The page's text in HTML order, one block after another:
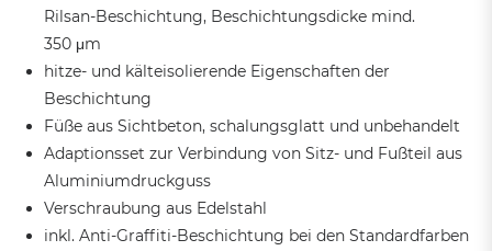
Rilsan-Beschichtung, Beschichtungsdicke mind.
350 μm
hitze- und kälteisolierende Eigenschaften der
Beschichtung
Füße aus Sichtbeton, schalungsglatt und unbehandelt
Adaptionsset zur Verbindung von Sitz- und Fußteil aus
Aluminiumdruckguss
Verschraubung aus Edelstahl
inkl. Anti-Graffiti-Beschichtung bei den Standardfarben